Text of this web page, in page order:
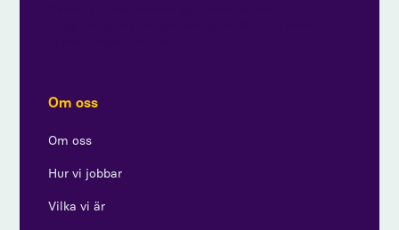
Om oss
Om oss
Hur vi jobbar
Vilka vi är